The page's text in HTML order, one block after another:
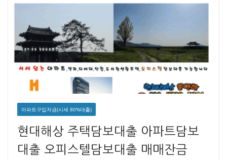
아파트구입자금(시세 80%대출)
현대해상 주택담보대출 아파트담보
대출 오피스텔담보대출 매매잔금